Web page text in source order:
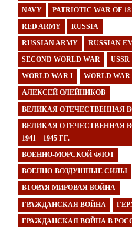
NAVY PATRIOTIC WAR OF
RED ARMY RUSSIA
RUSSIAN ARMY RUSSIAN
SECOND WORLD WAR USSR
WORLD WAR I WORLD
АЛЕКСЕЙ ОЛЕЙНИКОВ
ВЕЛИКАЯ ОТЕЧЕСТВЕННАЯ
ВЕЛИКАЯ ОТЕЧЕСТВЕННАЯ
1941—1945 ГГ.
ВОЕННО-МОРСКОЙ ФЛОТ
ВОЕННО-ВОЗДУШНЫЕ СИЛЫ
ВТОРАЯ МИРОВАЯ ВОЙНА
ГРАЖДАНСКАЯ ВОЙНА
ГРАЖДАНСКАЯ ВОЙНА В